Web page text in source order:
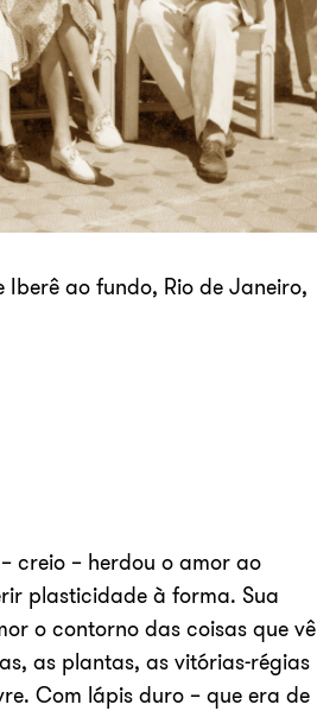
Iberê ao fundo, Rio de Janeiro,
creio – herdou o amor ao
plasticidade à forma. Sua
o contorno das coisas que vê
as plantas, as vitórias-régias
Com lápis duro – que era de